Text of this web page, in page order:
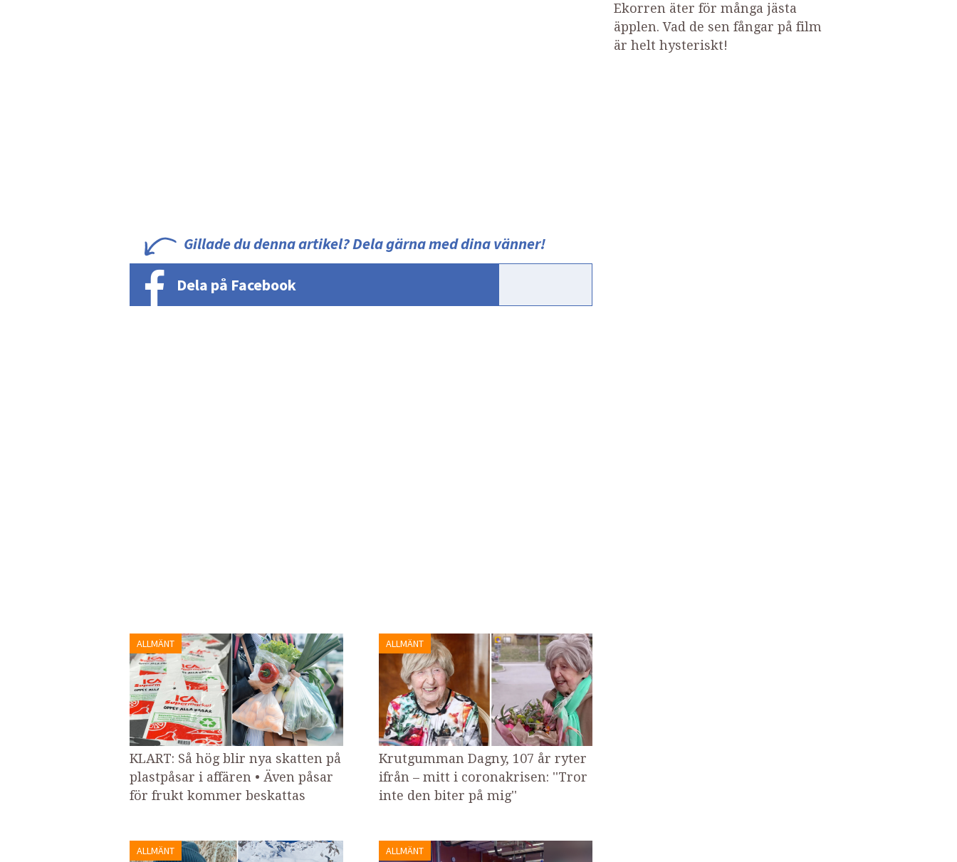
Gillade du denna artikel?Dela gärna med dina vänner!
Dela på Facebook
ALLMÄNT
KLART: Så hög blir nya skatten på
plastpåsar i affären • Även påsar
för frukt kommer beskattas
ALLMÄNT
Krutgumman Dagny, 107 år ryter
ifrån – mitt i coronakrisen: ''Tror
inte den biter på mig''
ALLMÄNT ALLMÄNT
Ekorren äter för många jästa
äpplen. Vad de sen fångar på film
är helt hysteriskt!